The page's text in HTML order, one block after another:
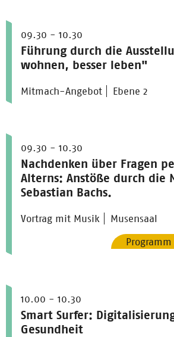
09.30 - 10.30
Führung durch die
wohnen, besser leben"
Mitmach-Angebot Ebene 2
09.30 - 10.30
Nachdenken über Fragen
Alterns: Anstöße durch die
Sebastian Bachs.
Vortrag mit Musik
Musensaal
10.00 - 10.30
Smart Surfer:
Gesundheit